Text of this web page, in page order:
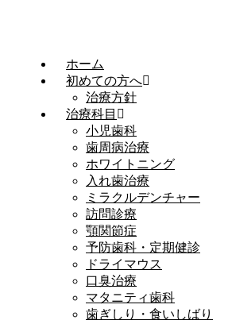
ホーム
初めての方へ
治療方針
治療科目
小児歯科
歯周病治療
ホワイトニング
入れ歯治療
ミラクルデンチャー
訪問診療
顎関節症
予防歯科・定期健診
ドライマウス
口臭治療
マタニティ歯科
歯ぎしり・食いしばり